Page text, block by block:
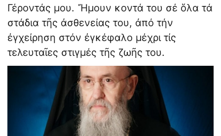
Γέροντάς μου. Ἤμουν κοντά του σέ ὅλα τά
στάδια τῆς ἀσθενείας του, ἀπό τήν
ἐγχείρηση στόν ἐγκέφαλο μέχρι τίς
τελευταῖες στιγμές τῆς ζωῆς του.